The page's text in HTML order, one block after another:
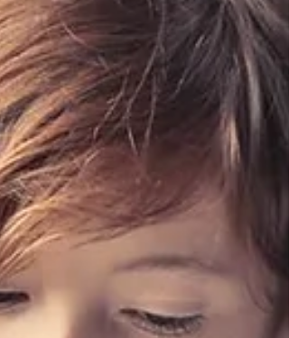
artırmak için grafik düzenleyicilerin nasıl
bir araç olduğunu inceleyeceğiz. Grafik
Düzenleyiciler Nedir? Grafik düzenleyiciler,
bil